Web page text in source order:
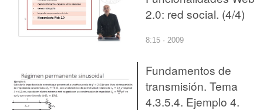
2.0: red social. (4/4)
8:15 · 2009
Fundamentos de
transmisión. Tema
4.3.5.4. Ejemplo 4.